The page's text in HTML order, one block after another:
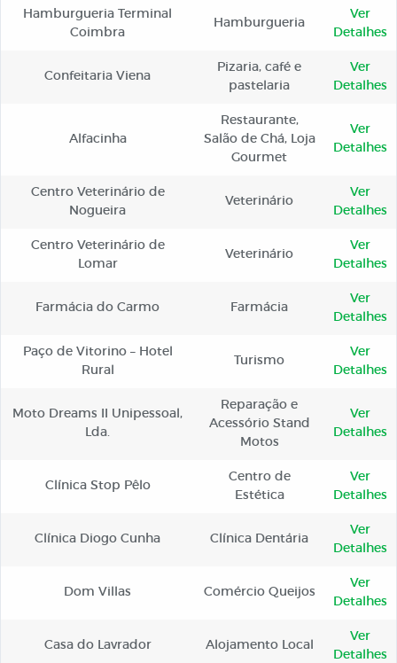
Hamburgueria Terminal
Coimbra
Hamburgueria
Ver
Detalhes
Confeitaria Viena
Pizaria, café e
pastelaria
Ver
Detalhes
Alfacinha
Restaurante,
Salão de Chá, Loja
Gourmet
Ver
Detalhes
Centro Veterinário de
Nogueira
Veterinário
Ver
Detalhes
Centro Veterinário de
Lomar
Veterinário
Ver
Detalhes
Farmácia do Carmo Farmácia
Ver
Detalhes
Paço de Vitorino – Hotel
Rural
Turismo
Ver
Detalhes
Moto Dreams II Unipessoal,
Lda.
Reparação e
Acessório Stand
Motos
Ver
Detalhes
Clínica Stop Pêlo
Centro de
Estética
Ver
Detalhes
Clínica Diogo Cunha Clínica Dentária
Ver
Detalhes
Dom Villas Comércio Queijos
Ver
Detalhes
Casa do Lavrador Alojamento Local
Ver
Detalhes